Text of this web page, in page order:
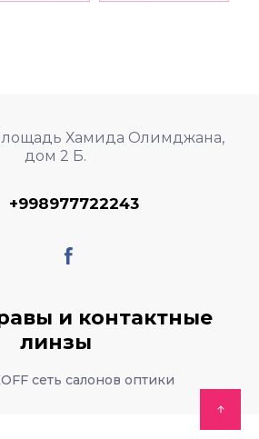
и контактные
линзы
сеть салонов оптики
Хамида Олимджана,
дом 2 Б.
+998977722243